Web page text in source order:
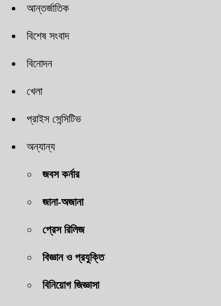
আন্তর্জাতিক
বিশেষ সংবাদ
বিনোদন
খেলা
প্রাইস সেন্সিটিভ
অন্যান্য
জবস কর্নার
জানা-অজানা
প্রেস রিলিজ
বিজ্ঞান ও প্রযুক্তি
বিনিয়োগ জিজ্ঞাসা